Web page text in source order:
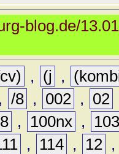
blog.de/
, (j ,
, /8 , 002 , 02
, 100nx ,
, 114 , 12